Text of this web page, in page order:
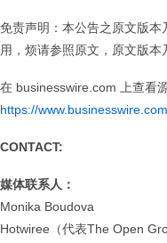
免责声明：本公告之原文版本
用，烦请参照原文，原文版本
在 businesswire.com 上查看
https://
CONTACT:
媒体联系人：
Monika Boudova
Hotwiree（代表The Open